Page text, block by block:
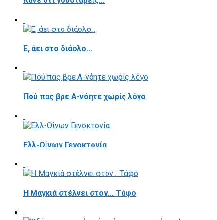
E, άει στο διάολο...
Πού πας βρε Α-νόητε χωρίς λόγο
Ελλ-Οίνων Γενοκτονία
H Μαγκιά στέλνει στον... Τάφο